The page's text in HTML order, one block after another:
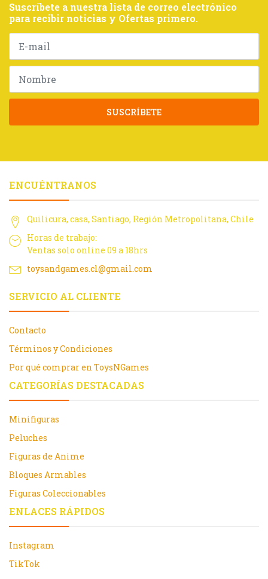
Suscríbete a nuestra lista de correo electrónico
para recibir noticias y Ofertas primero.
SUSCRÍBETE
ENCUÉNTRANOS
Quilicura, casa, Santiago, Región Metropolitana, Chile
Horas de trabajo:
Ventas solo online 09 a 18hrs
toysandgames.cl@gmail.com
SERVICIO AL CLIENTE
Contacto
Términos y Condiciones
Por qué comprar en ToysNGames
CATEGORÍAS DESTACADAS
Minifiguras
Peluches
Figuras de Anime
Bloques Armables
Figuras Coleccionables
ENLACES RÁPIDOS
Instagram
TikTok